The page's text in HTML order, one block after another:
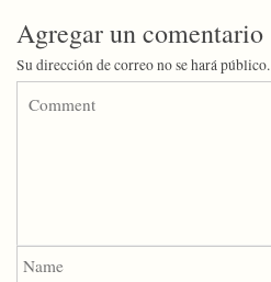
Agregar un comentario
Su dirección de correo no se hará público.